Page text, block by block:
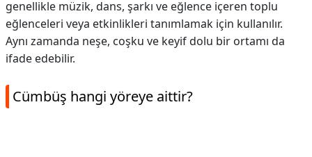
genellikle müzik, dans, şarkı ve eğlence içeren toplu
eğlenceleri veya etkinlikleri tanımlamak için kullanılır.
Aynı zamanda neşe, coşku ve keyif dolu bir ortamı da
ifade edebilir.
Cümbüş hangi yöreye aittir?